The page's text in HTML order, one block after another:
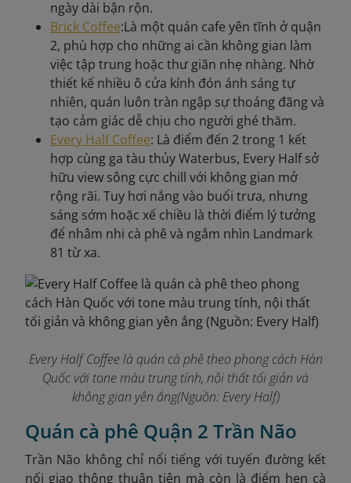
ngày dài bận rộn.
Brick Coffee:Là một quán cafe yên tĩnh ở quận
2, phù hợp cho những ai cần không gian làm
việc tập trung hoặc thư giãn nhẹ nhàng. Nhờ
thiết kế nhiều ô cửa kính đón ánh sáng tự
nhiên, quán luôn tràn ngập sự thoáng đãng và
tạo cảm giác dễ chịu cho người ghé thăm.
Every Half Coffee: Là điểm đến 2 trong 1 kết
hợp cùng ga tàu thủy Waterbus, Every Half sở
hữu view sông cực chill với không gian mở
rộng rãi. Tuy hơi nắng vào buổi trưa, nhưng
sáng sớm hoặc xế chiều là thời điểm lý tưởng
để nhâm nhi cà phê và ngắm nhìn Landmark
81 từ xa.
Every Half Coffee là quán cà phê theo phong cách Hàn
Quốc với tone màu trung tính, nội thất tối giản và
không gian yên ắng(Nguồn: Every Half)
Quán cà phê Quận 2 Trần Não
Trần Não không chỉ nổi tiếng với tuyến đường kết
nối giao thông thuận tiện mà còn là điểm hẹn cà